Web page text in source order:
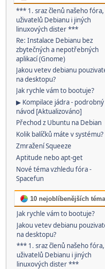
*** 1. sraz členů našeho fóra,
uživatelů Debianu i jiných
linuxových dister ***
Re: Instalace Debianu bez
zbytečných a nepotřebných
aplikací (Gnome)
Jakou vetev debianu
na desktopu?
Jak rychle vám to bootuje?
▶ Kompilace jádra - podrobný
návod [Aktualizováno]
Přechod z Ubuntu na Debian
Kolik balíčků máte v systému?
Zmražení Squeeze
Aptitude nebo apt-get
Nové téma vzhledu fóra -
Spacefun
10 nejoblíbenějších
Jak rychle vám to bootuje?
Jakou vetev debianu
na desktopu?
*** 1. sraz členů našeho fóra,
uživatelů Debianu i jiných
linuxových dister ***